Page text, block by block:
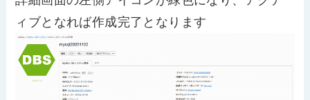
ィブとなれば作成完了となります